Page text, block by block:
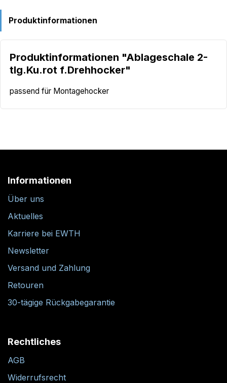
Produktinformationen
Produktinformationen "Ablageschale 2-
tlg.Ku.rot f.Drehhocker"
passend für Montagehocker
Informationen
Über uns
Aktuelles
Karriere bei EWTH
Newsletter
Versand und Zahlung
Retouren
30-tägige Rückgabegarantie
Rechtliches
AGB
Widerrufsrecht